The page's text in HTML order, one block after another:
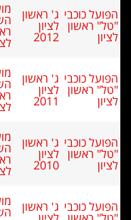
כוכבי
ראשון
ג' ראשון
לציון
2012
מועדון
השח-מט
ראשון
לציון
כוכבי
ראשון
ג' ראשון
לציון
2011
מועדון
השח-מט
ראשון
לציון
כוכבי
ראשון
ג' ראשון
לציון
2010
מועדון
השח-מט
ראשון
לציון
כוכבי ג' ראשון מועדון
השח-מט